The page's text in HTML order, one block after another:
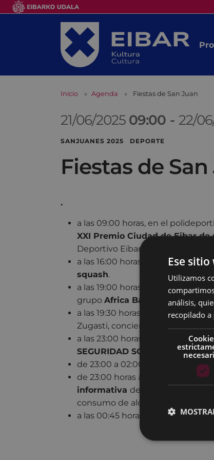
Inicio Agenda Fiestas de San Juan
21/06/2025 09:00 - 22/
SANJUANES 2025 DEPORTE
Fiestas de
.
a las 09:00 horas, en el
XXI Premio Ciudad de Eibar de
Deportivo Eibar.
a las 16:00 horas,
finales del XXI
squash.
a las 19:00 horas, desde plaza
grupo Africa Baj Yay
a las 19:30 horas, en paseo Ego
Zugasti, concierto coral con el
a las 23:00 horas, en la plaza de
SEGURIDAD SOCIAL.
de 23:00 a 02:00 horas, en
de 23:00 horas a 02:00 horas, en
informativa de prevención para
consumo de alcohol y otras
a las 00:45 horas, en la plaza de
Ese
Utilizamos
análisis,
recopilado a